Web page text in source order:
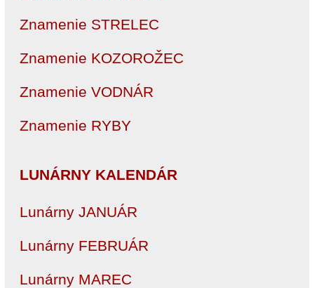
Znamenie STRELEC
Znamenie KOZOROŽEC
Znamenie VODNÁR
Znamenie RYBY
LUNÁRNY KALENDÁR
Lunárny JANUÁR
Lunárny FEBRUÁR
Lunárny MAREC